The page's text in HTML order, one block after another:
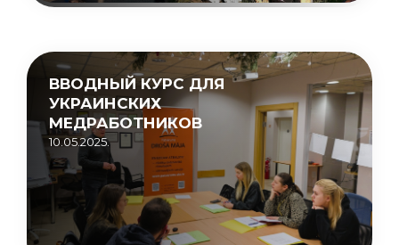
ВВОДНЫЙ КУРС ДЛЯ
УКРАИНСКИХ
МЕДРАБОТНИКОВ
10.05.2025.